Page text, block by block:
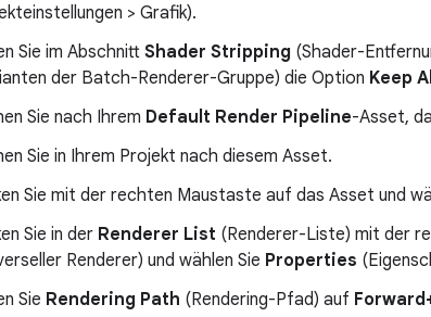
> Grafik).
Sie im AbschnittShader Stripping (Shader-
der Batch-Renderer-Gruppe) die Option Keep
Sie nach Ihrem Default Render Pipeline-Asset,
Sie in Ihrem Projekt nach diesem Asset.
Sie mit der rechten Maustaste auf das Asset und
Sie in der Renderer List (Renderer-Liste) mit der
Renderer) und wählen Sie Properties
Sie Rendering Path (Rendering-Pfad) auf